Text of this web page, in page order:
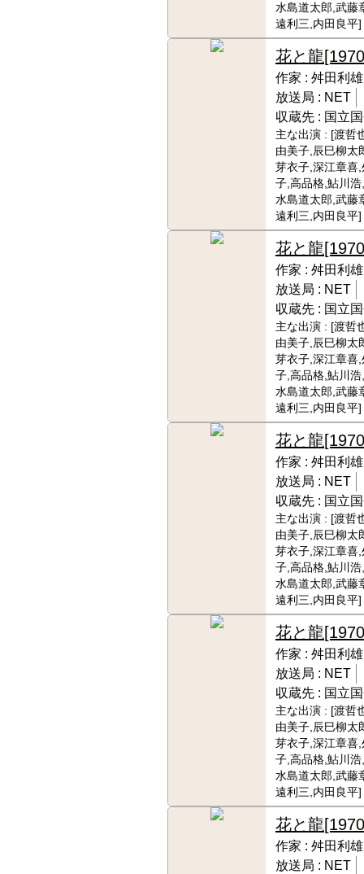
水島道太郎,武藤
遠利三,内田良平]
花と龍
作家 : 舛田利雄
放送局 : NET
収蔵先 : 国立
主な出演 : [渡哲
由美子,辰巳柳太
芽衣子,深江章喜
子,高品格,鮎川
水島道太郎,武藤
遠利三,内田良平]
花と龍
作家 : 舛田利雄
放送局 : NET
収蔵先 : 国立
主な出演 : [渡哲
由美子,辰巳柳太
芽衣子,深江章喜
子,高品格,鮎川
水島道太郎,武藤
遠利三,内田良平]
花と龍
作家 : 舛田利雄
放送局 : NET
収蔵先 : 国立
主な出演 : [渡哲
由美子,辰巳柳太
芽衣子,深江章喜
子,高品格,鮎川
水島道太郎,武藤
遠利三,内田良平]
花と龍
作家 : 舛田利雄
放送局 : NET
収蔵先 : 国立
主な出演 : [渡哲
由美子,辰巳柳太
芽衣子,深江章喜
子,高品格,鮎川
水島道太郎,武藤
遠利三,内田良平]
花と龍
作家 : 舛田利雄
放送局 : NET